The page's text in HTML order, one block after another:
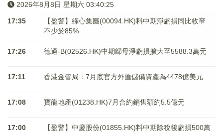
2026年8月8日 星期六 03:40:25
17:35
【盈警】綠心集團(00094.HK)料中期淨虧損同比收窄
不少於85%
17:26 德適-B(02526.HK)中期歸母淨虧損擴大至5588.3萬元
17:11 香港金管局：7月底官方外匯儲備資產為4478億美元
17:08 寶龍地產(01238.HK)7月合約銷售額約5.5億元
17:00
【盈警】中慶股份(01855.HK)料中期除稅後虧損500萬